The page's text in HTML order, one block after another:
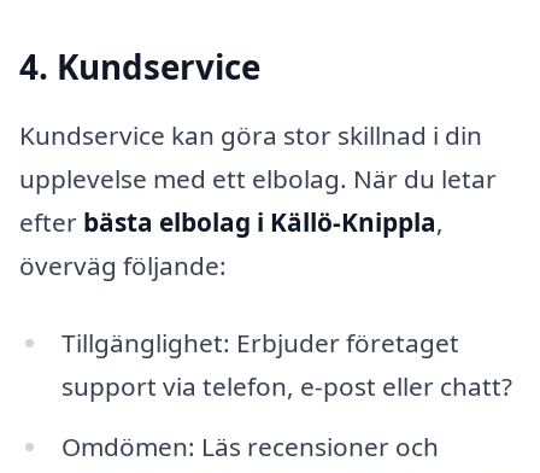
4. Kundservice
Kundservice kan göra stor skillnad i din
upplevelse med ett elbolag. När du letar
efter bästa elbolag i Källö-Knippla,
överväg följande:
Tillgänglighet: Erbjuder företaget
support via telefon, e-post eller chatt?
Omdömen: Läs recensioner och